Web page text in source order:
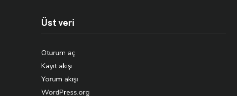
Üst veri
Oturum aç
Kayıt akışı
Yorum akışı
WordPress.org